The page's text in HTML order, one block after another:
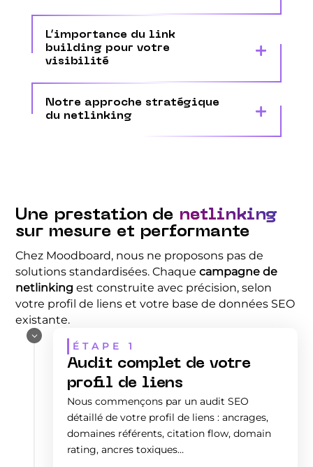
L’importance du link
building pour votre
visibilité
Notre approche stratégique
du netlinking
Une prestation de netlinking
sur mesure et performante
Chez Moodboard, nous ne proposons pas de
solutions standardisées. Chaquecampagne de
netlinking est construite avec précision, selon
votre profil de liens et votre base de données SEO
existante.
3
ÉTAPE 1
Audit complet de votre
profil de liens
Nous commençons par un audit SEO
détaillé de votre profil de liens : ancrages,
domaines référents, citation flow, domain
rating, ancres toxiques…